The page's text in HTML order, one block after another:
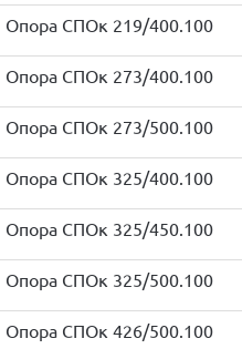
Опора СПОк 219/400.100
Опора СПОк 273/400.100
Опора СПОк 273/500.100
Опора СПОк 325/400.100
Опора СПОк 325/450.100
Опора СПОк 325/500.100
Опора СПОк 426/500.100